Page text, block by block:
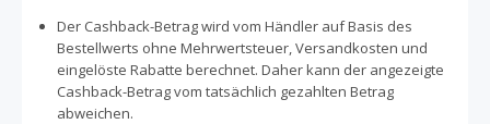
Der Cashback-Betrag wird vom Händler auf Basis des
Bestellwerts ohne Mehrwertsteuer, Versandkosten und
eingelöste Rabatte berechnet. Daher kann der angezeigte
Cashback-Betrag vom tatsächlich gezahlten Betrag
abweichen.